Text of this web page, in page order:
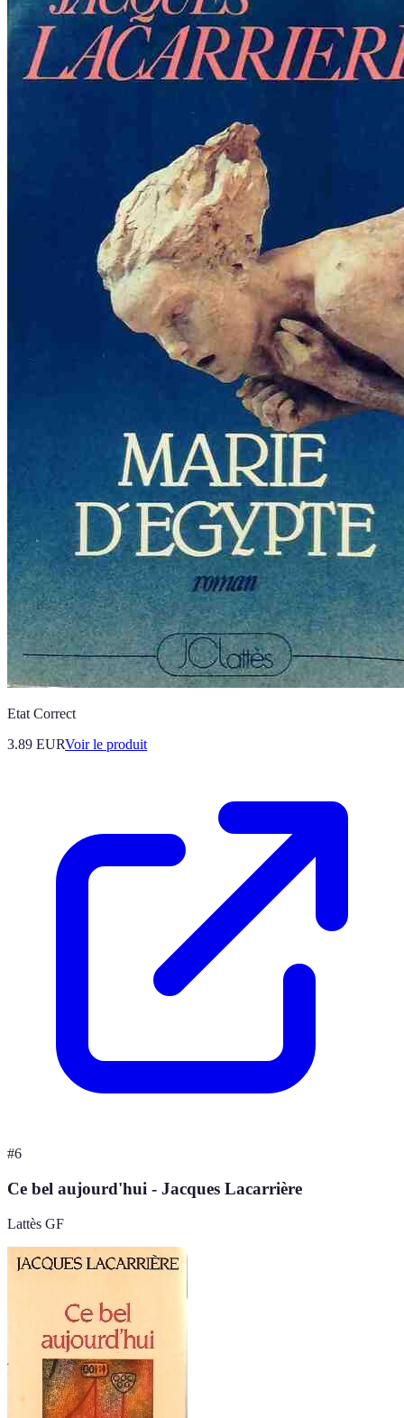
Etat Correct
3.89 EURVoir le produit
#6
Ce bel aujourd'hui - Jacques Lacarrière
Lattès GF